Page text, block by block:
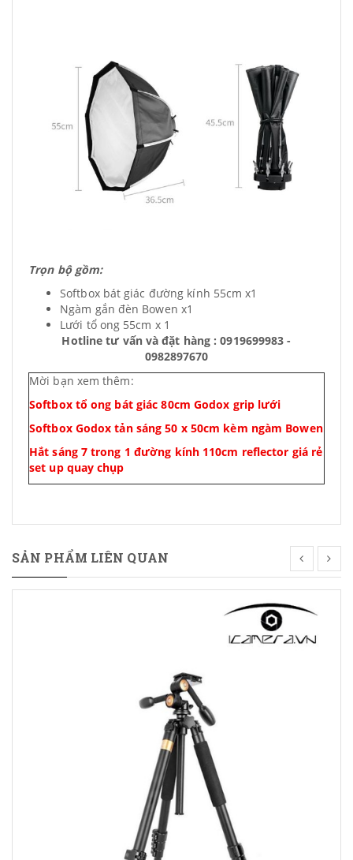
Trọn bộ gồm:
Softbox bát giác đường kính 55cm x1
Ngàm gắn đèn Bowen x1
Lưới tổ ong 55cm x 1
Hotline tư vấn và đặt hàng : 0919699983 -
0982897670
Mời bạn xem thêm:
Softbox tổ ong bát giác 80cm Godox grip lưới
Softbox Godox tản sáng 50 x 50cm kèm ngàm Bowen
Hắt sáng 7 trong 1 đường kính 110cm reflector giá rẻ
set up quay chụp
SẢN PHẨM LIÊN QUAN